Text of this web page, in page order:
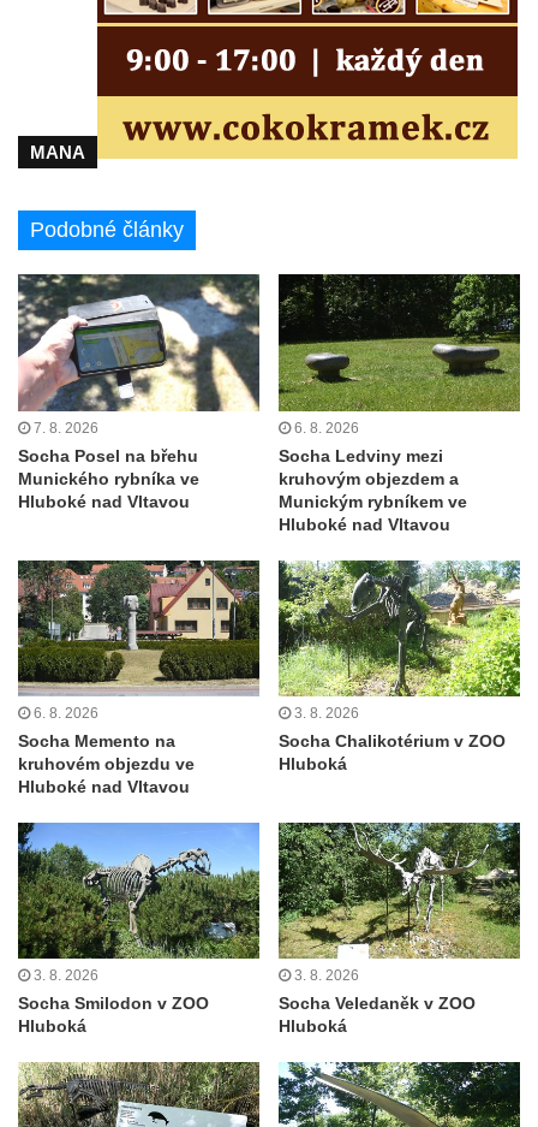
Fischera na domě čp. 5/16 na třídě 9.
května v Rumburku
Pamětní deska Johanna Neumanna
severně od Tokáně
Obrázek svatého Huberta na buku svatého
Obrázek svatého Jakuba na skále u cesty
Busta Jana Amose Komenského na domě
čp. 37 v Račicích
Socha ležícího koně v Sadech
Československé armády v Teplicích
Sochy Ležící žena v Tierpark Chemnitz
Sochy Ptáci v Tierpark Chemnitz
Socha Panter v ZOO Leipzig
Socha Dívka s mušlí v ZOO Leipzig
Socha Tygr v ZOO Leipzig
Socha Atlet v ZOO Leipzig
Socha Marabu v ZOO Leipzig
Busta Karla Maxe Schneidera v ZOO
Socha Iásón v ZOO Leipzig
Socha Mladý slon v ZOO Leipzig
Socha Býk v ZOO Dresden
Socha Uprchlý otrok bojuje s divokým psem
Socha krokodýla v ZOO Dresden
Socha slona v ZOO Dresden
Socha Faun s medvíďaty v ZOO Dresden
MANA
Podobné články
7. 8. 2026
Socha Posel na břehu
Munického rybníka ve
Hluboké nad Vltavou
6. 8. 2026
Socha Ledviny mezi
kruhovým objezdem a
Munickým rybníkem ve
Hluboké nad Vltavou
6. 8. 2026
Socha Memento na
kruhovém objezdu ve
Hluboké nad Vltavou
3. 8. 2026
Socha Chalikotérium v ZOO
Hluboká
3. 8. 2026
Socha Smilodon v ZOO
Hluboká
3. 8. 2026
Socha Veledaněk v ZOO
Hluboká